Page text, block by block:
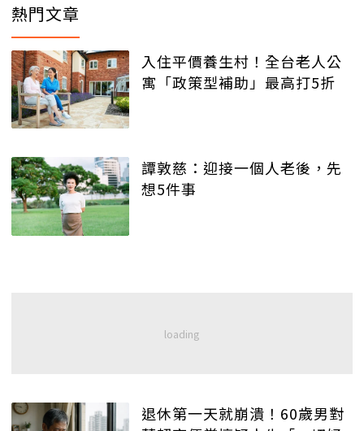
熱門文章
入住平價養生村！全台老人公
寓「政策型補助」最高打5折
譚敦慈：迎接一個人老後，先
想5件事
退休第一天就崩潰！60歲男對